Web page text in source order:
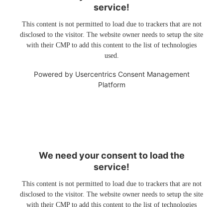
service!
This content is not permitted to load due to trackers that are not
disclosed to the visitor. The website owner needs to setup the site
with their CMP to add this content to the list of technologies
used.
Powered by Usercentrics Consent Management
Platform
We need your consent to load the
service!
This content is not permitted to load due to trackers that are not
disclosed to the visitor. The website owner needs to setup the site
with their CMP to add this content to the list of technologies